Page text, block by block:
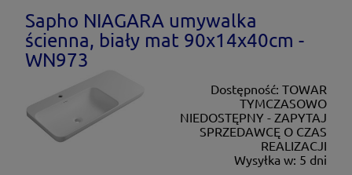
Sapho NIAGARA umywalka
ścienna, biały mat 90x14x40cm -
WN973
Dostępność: TOWAR
TYMCZASOWO
NIEDOSTĘPNY - ZAPYTAJ
SPRZEDAWCĘ O CZAS
REALIZACJI
Wysyłka w: 5 dni